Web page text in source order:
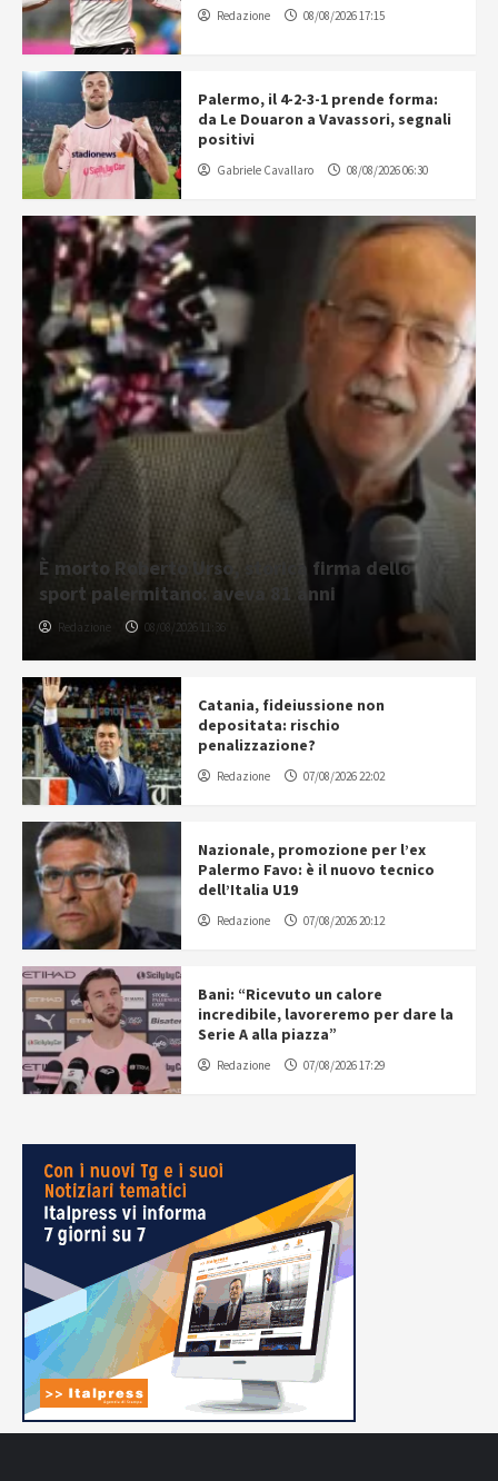
Redazione 08/08/2026 17:15
Palermo, il 4-2-3-1 prende forma:
da Le Douaron a Vavassori, segnali
positivi
Gabriele Cavallaro 08/08/2026 06:30
È morto Roberto Urso, storica firma dello
sport palermitano: aveva 81 anni
Redazione 08/08/2026 11:36
Catania, fideiussione non
depositata: rischio
penalizzazione?
Redazione 07/08/2026 22:02
Nazionale, promozione per l’ex
Palermo Favo: è il nuovo tecnico
dell’Italia U19
Redazione 07/08/2026 20:12
Bani: “Ricevuto un calore
incredibile, lavoreremo per dare la
Serie A alla piazza”
Redazione 07/08/2026 17:29